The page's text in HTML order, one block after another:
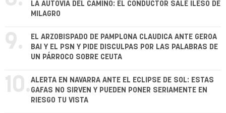
LA AUTOVÍA DEL CAMINO: EL CONDUCTOR SALE ILESO DE
MILAGRO
9.
EL ARZOBISPADO DE PAMPLONA CLAUDICA ANTE GEROA
BAI Y EL PSN Y PIDE DISCULPAS POR LAS PALABRAS DE
UN PÁRROCO SOBRE CEUTA
10.ALERTA EN NAVARRA ANTE EL ECLIPSE DE SOL: ESTAS
GAFAS NO SIRVEN Y PUEDEN PONER SERIAMENTE EN
RIESGO TU VISTA